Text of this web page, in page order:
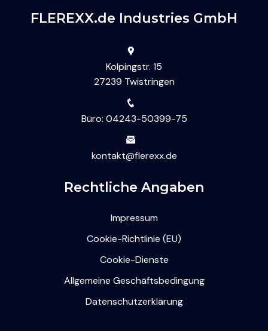
FLEREXX.de Industries GmbH
Kolpingstr. 15
27239 Twistringen
Büro: 04243-50399-75
kontakt@flerexx.de
Rechtliche Angaben
Impressum
Cookie-Richtlinie (EU)
Cookie-Dienste
Allgemeine Geschäftsbedingung
Datenschutzerklärung